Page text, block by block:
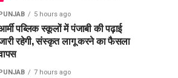
5 hours ago
पब्लिक स्कूलों में पंजाबी की पढ़ाई
रहेगी, संस्कृत लागू करने का फैसला
7 hours ago